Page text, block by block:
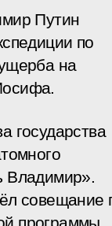
Путин
по
на
государства
Владимир».
совещание